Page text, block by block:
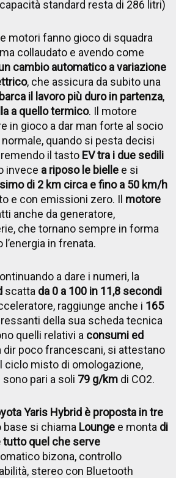
standard resta di 286 litri)
motori fanno gioco di squadra
collaudato e avendo come
cambio automatico a variazione
, che assicura da subito una
il lavoro più duro in partenza,
a quello termico. Il motore
in gioco a dar man forte al socio
quando si pesta decisi
il tasto EV tra i due sedili
invece a riposo le bielle e si
di 2 km circa e fino a 50 km/h
e con emissioni zero. Il motore
anche da generatore,
che tornano sempre in forma
in frenata.
a dare i numeri, la
scatta da 0 a 100 in 11,8 secondi
raggiunge anche i 165
della sua scheda tecnica
quelli relativi a consumi ed
dir poco francescani, si attestano
ciclo misto di omologazione,
pari a soli 79 g/km di CO2.
Yaris Hybrid è proposta in tre
base si chiama Lounge e monta di
quel che serve
bizona, controllo
stereo con Bluetooth